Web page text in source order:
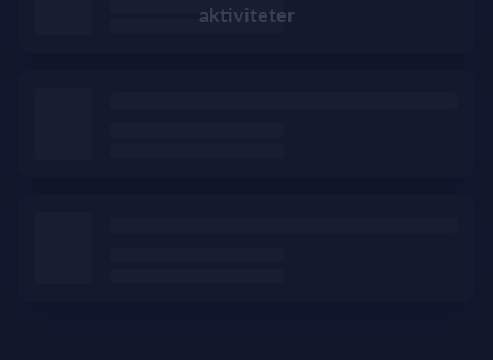
aktiviteter